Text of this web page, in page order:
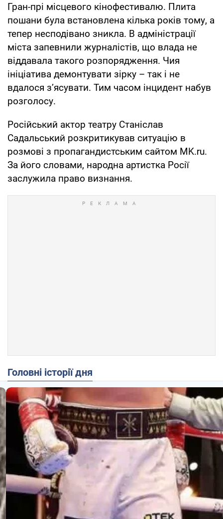
Гран-прі місцевого кінофестивалю. Плита
пошани була встановлена кілька років тому, а
тепер несподівано зникла. В адміністрації
міста запевнили журналістів, що влада не
віддавала такого розпорядження. Чия
ініціатива демонтувати зірку – так і не
вдалося з’ясувати. Тим часом інцидент набув
розголосу.
Російський актор театру Станіслав
Садальський розкритикував ситуацію в
розмові з пропагандистським сайтом MK.ru.
За його словами, народна артистка Росії
заслужила право визнання.
Головні історії дня